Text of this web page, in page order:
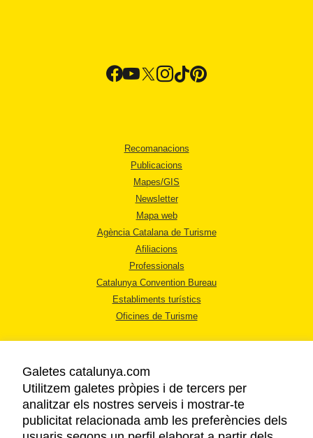
Recomanacions
Publicacions
Mapes/GIS
Newsletter
Mapa web
Agència Catalana de Turisme
Afiliacions
Professionals
Catalunya Convention Bureau
Establiments turístics
Oficines de Turisme
AVÍS LEGAL
POLÍTICA DE PRIVACITAT
Galetes catalunya.com
Utilitzem galetes pròpies i de tercers per
analitzar els nostres serveis i mostrar-te
publicitat relacionada amb les preferències dels